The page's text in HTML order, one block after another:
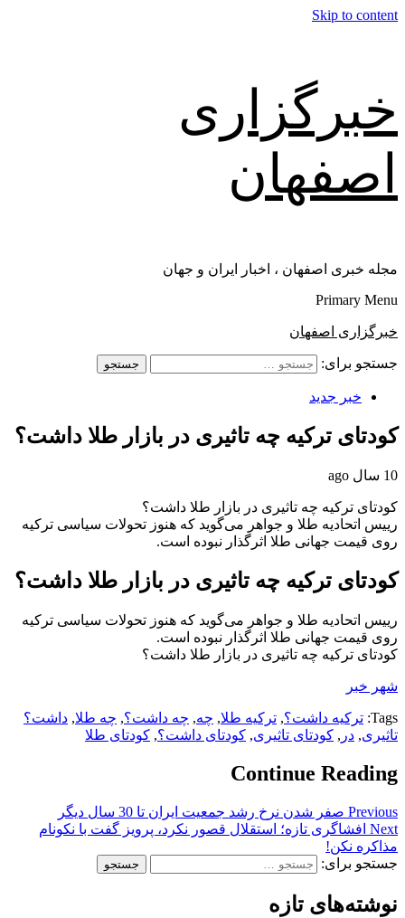
Skip to content
خبرگزاری
اصفهان
مجله خبری اصفهان ، اخبار ایران و جهان
Primary Menu
خبرگزاری اصفهان
جستجو برای:
خبر جدید
کودتای ترکیه چه تاثیری در بازار طلا داشت؟
10 سال ago
کودتای ترکیه چه تاثیری در بازار طلا داشت؟
رییس اتحادیه طلا و جواهر می‌گوید که هنوز تحولات سیاسی ترکیه
روی قیمت جهانی طلا اثرگذار نبوده است.
کودتای ترکیه چه تاثیری در بازار طلا داشت؟
رییس اتحادیه طلا و جواهر می‌گوید که هنوز تحولات سیاسی ترکیه
روی قیمت جهانی طلا اثرگذار نبوده است.
کودتای ترکیه چه تاثیری در بازار طلا داشت؟
شهر خبر
Tags: ترکیه داشت؟, ترکیه طلا, چه, چه داشت؟, چه طلا, داشت؟
تاثیری, در , کودتای تاثیری, کودتای داشت؟, کودتای طلا
Continue Reading
Previous صفر شدن نرخ رشد جمعيت ايران تا 30 سال ديگر
Next افشاگری تازه؛ استقلال قصور نکرد، پرویز گفت با نکونام
مذاکره نکن!
جستجو برای:
نوشته‌های تازه